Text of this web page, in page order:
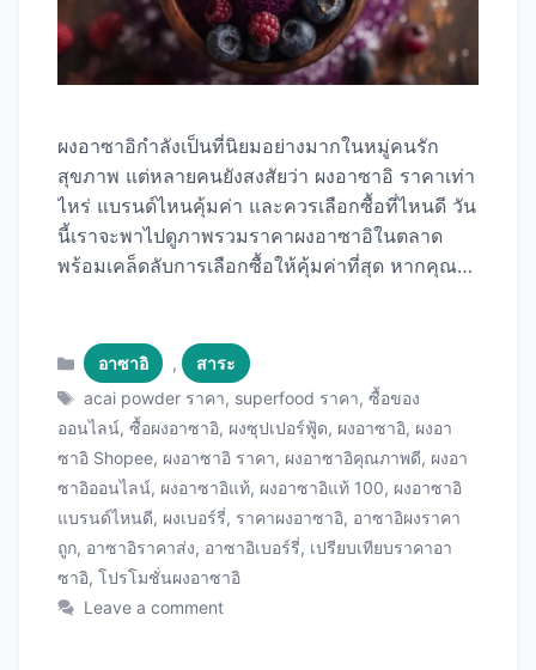
ผงอาซาอิกำลังเป็นที่นิยมอย่างมากในหมู่คนรัก
สุขภาพ แต่หลายคนยังสงสัยว่า ผงอาซาอิ ราคาเท่า
ไหร่ แบรนด์ไหนคุ้มค่า และควรเลือกซื้อที่ไหนดี วัน
นี้เราจะพาไปดูภาพรวมราคาผงอาซาอิในตลาด
พร้อมเคล็ดลับการเลือกซื้อให้คุ้มค่าที่สุด หากคุณ
ได้รับความนิยมสูงและมีราคาที่แข่งขันได้ ภาพรวม
ราคาผงอาซาอิในตลาดไทย ในปัจจุบัน ราคาผงอา
ซาอิในตลาดไทยมีความหลากหลายขึ้นอยู่กับ
แบรนด์ คุณภาพ และปริมาณ โดยทั่วไปราคาจะอยู่
ในช่วง 150-1,200 บาทต่อ 100 กรัม ราคาตาม
ขนาดบรรจุภัณฑ์ ช่วงราคาตามคุณภาพ ระดับเริ่ม
ต้น (150-400 บาท/100g): มักเป็นผงอาซาอิผสมกับ
ผงผลไม้อื่น เปอร์เซ็นต์อาซาอิต่ำกว่า 70% เหมาะ
สำหรับผู้เริ่มต้นลอง ระดับกลาง (400-700
Categories
อาซาอิ ,
สาระ
Tags
acai powder ราคา, superfood ราคา,ซื้อของ
ออนไลน์, ซื้อผงอาซาอิ, ผงซุปเปอร์ฟู้ด, ผงอาซาอิ, ผงอา
ซาอิ Shopee, ผงอาซาอิ ราคา, ผงอาซาอิคุณภาพดี, ผงอา
ซาอิออนไลน์, ผงอาซาอิแท้, ผงอาซาอิแท้ 100, ผงอาซาอิ
แบรนด์ไหนดี, ผงเบอร์รี่, ราคาผงอาซาอิ, อาซาอิผงราคา
ถูก, อาซาอิราคาส่ง, อาซาอิเบอร์รี่, เปรียบเทียบราคาอา
ซาอิ, โปรโมชั่นผงอาซาอิ
Leave a comment